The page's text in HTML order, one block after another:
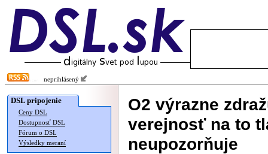
neprihlásený
DSL pripojenie
Ceny DSL
Dostupnosť DSL
Fórum o DSL
Výsledky meraní
O2 výrazne
verejnosť na to
neupozorňuje